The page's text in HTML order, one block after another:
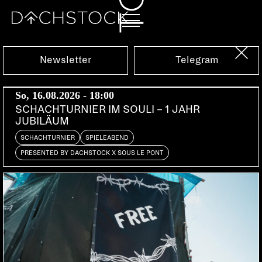
Sa, 14.02.2015
C'EST BERNE
HOT JAM LIVE
HEIKO INTL. Bern | Studio Mondial, Kapitel Bollwerk
Newsletter Telegram
So, 16.08.2026 - 18:00
SCHACHTURNIER IM SOULI – 1 JAHR
JUBILÄUM
SCHACHTURNIER SPIELEABEND
PRESENTED BY DACHSTOCK X SOUS LE PONT